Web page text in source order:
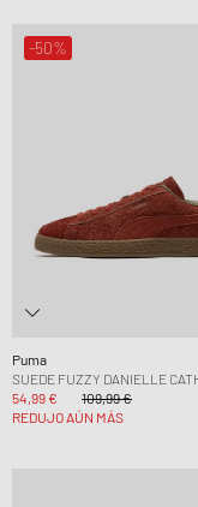
-50%
Puma
SUEDE FUZZY DANIELLE
54,99 €
109,99 €
REDUJO AÚN MÁS